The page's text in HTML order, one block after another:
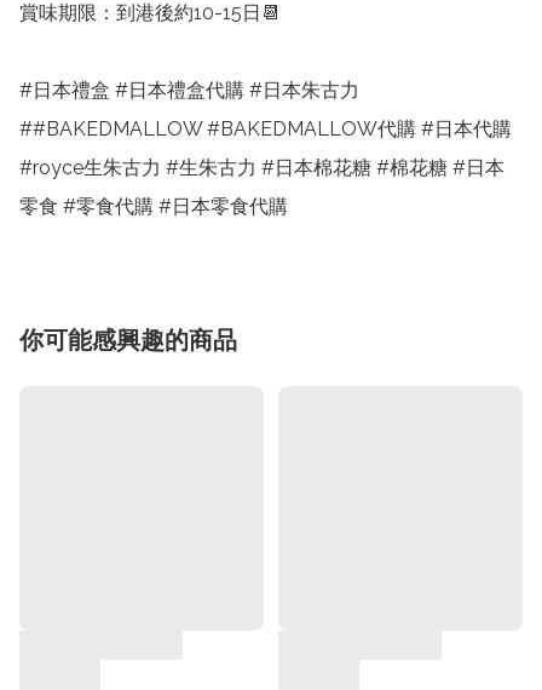
賞味期限：到港後約10-15日📆
#日本禮盒 #日本禮盒代購 #日本朱古力
##BAKEDMALLOW #BAKEDMALLOW代購 #日本代購
#royce生朱古力 #生朱古力 #日本棉花糖 #棉花糖 #日本
零食 #零食代購 #日本零食代購
你可能感興趣的商品